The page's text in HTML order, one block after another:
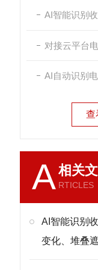
AI智能识别
对接云平台
AI自动识别
查
A相关
RTICLES
AI智能识别
变化、堆叠